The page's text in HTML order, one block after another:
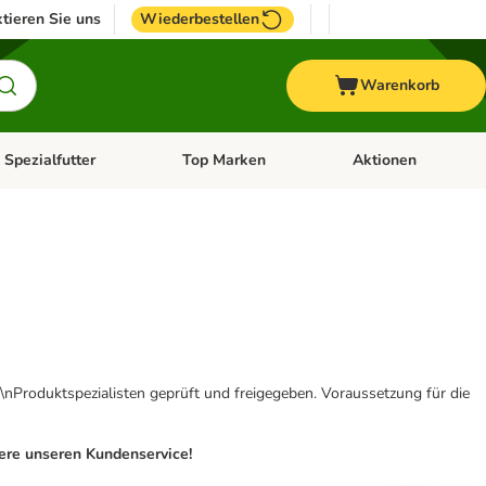
Sie uns Wiederbestellen
Warenkorb
Menü öffnen: Weitere Tiere
Spezialfutter Kategorie-Menü öffnen: Vet & Spezialfutter
Top Marken Kategorie-Menü
Aktionen
geprüft und freigegeben. Voraussetzung für die
unseren Kundenservice!